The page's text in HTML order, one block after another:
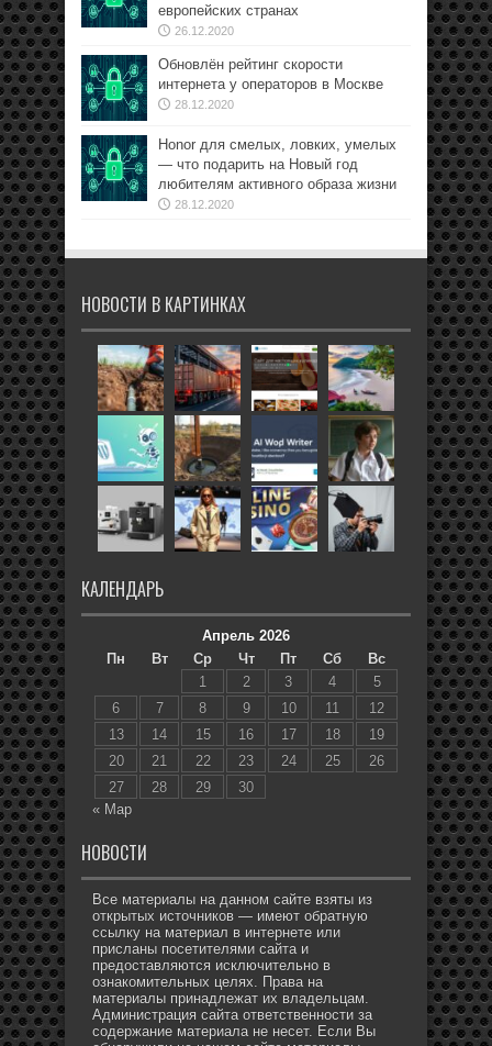
европейских странах
26.12.2020
Обновлён рейтинг скорости
интернета у операторов в Москве
28.12.2020
Honor для смелых, ловких, умелых
— что подарить на Новый год
любителям активного образа жизни
28.12.2020
НОВОСТИ В КАРТИНКАХ
КАЛЕНДАРЬ
Апрель 2026
Пн
Вт Ср Чт Пт Сб
Вс
1
2 3 4
5
6
7 8 9 10 11
12
13
14 15 16 17 18
19
20
21 22 23 24 25
26
27
28 29
30
« Мар
НОВОСТИ
Все материалы на данном сайте взяты из
открытых источников — имеют обратную
ссылку на материал в интернете или
присланы посетителями сайта и
предоставляются исключительно в
ознакомительных целях. Права на
материалы принадлежат их владельцам.
Администрация сайта ответственности за
содержание материала не несет. Если Вы